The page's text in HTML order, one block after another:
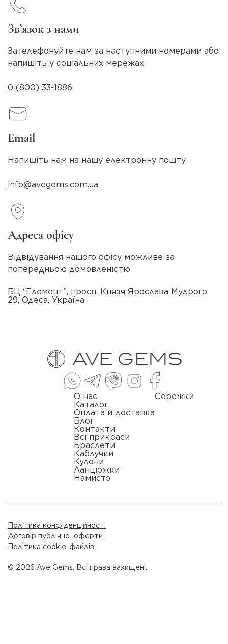
Зв’язок з нами
Зателефонуйте нам за наступними номерами або
напишіть у соціальних мережах
0 (800) 33-1886
Email
Напишіть нам на нашу електронну пошту
info@avegems.com.ua
Адреса офісу
Відвідування нашого офісу можливе за
попередньою домовленістю
БЦ “Елемент”, просп. Князя Ярослава Мудрого
29, Одеса, Україна
О нас
Каталог
Оплата и доставка
Блог
Контакти
Всі прикраси
Браслети
Каблучки
Кулони
Ланцюжки
Намисто
Сережки
© 2026 Ave Gems. Всі права захищені.
Політика конфіденційності
Договір публічної оферти
Політика cookie-файлів